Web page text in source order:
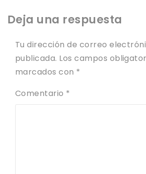
Deja una respuesta
Tu dirección de correo
publicada. Los campos
marcados con *
Comentario *